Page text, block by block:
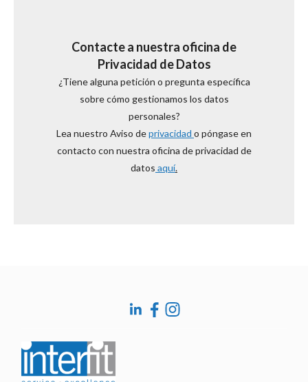
Contacte a nuestra oficina de
Privacidad de Datos
¿Tiene alguna petición o pregunta específica
sobre cómo gestionamos los datos
personales?
Lea nuestro Aviso deprivacidad o póngase en
contacto con nuestra oficina de privacidad de
datos aquí.